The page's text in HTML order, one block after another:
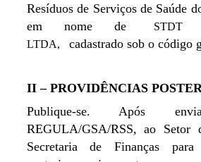
Resíduos de Serviços de Saúde
em nome de
STDT
LTDA,
cadastrado sob o código
II – PROVIDÊNCIAS
Publique-se. Após
REGULA/GSA/RSS, ao Setor
Secretaria de Finanças